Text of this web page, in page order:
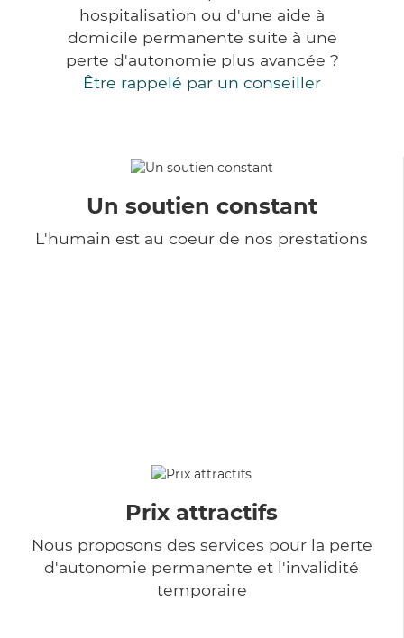
hospitalisation ou d'une aide à
domicile permanente suite à une
perte d'autonomie plus avancée ?
Être rappelé par un conseiller
Un soutien constant
L'humain est au coeur de nos prestations
Prix attractifs
Nous proposons des services pour la perte
d'autonomie permanente et l'invalidité
temporaire